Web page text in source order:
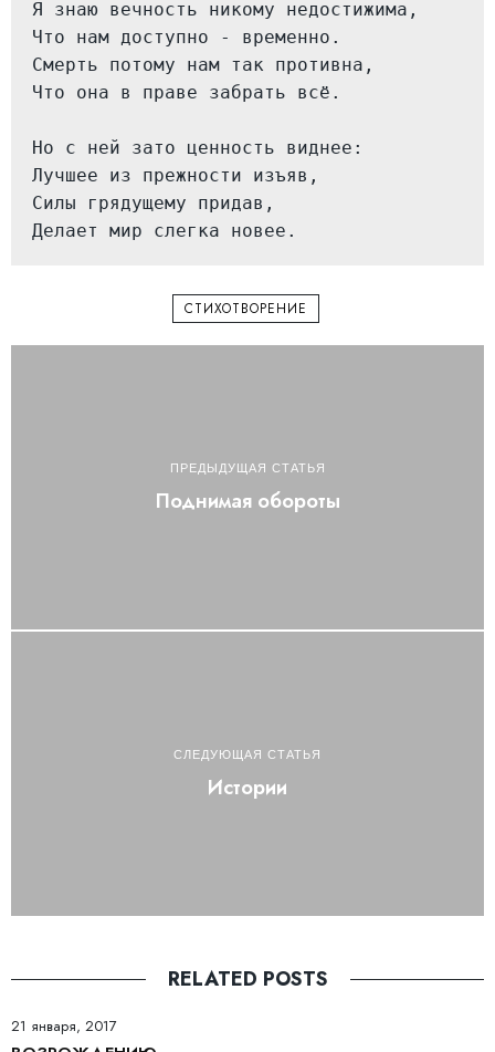
Я знаю вечность никому недостижима,
Что нам доступно - временно.
Смерть потому нам так противна,
Что она в праве забрать всё.
Но с ней зато ценность виднее:
Лучшее из прежности изъяв,
Силы грядущему придав,
Делает мир слегка новее.
СТИХОТВОРЕНИЕ
ПРЕДЫДУЩАЯ СТАТЬЯ
Поднимая обороты
СЛЕДУЮЩАЯ СТАТЬЯ
Истории
RELATED POSTS
21 января, 2017